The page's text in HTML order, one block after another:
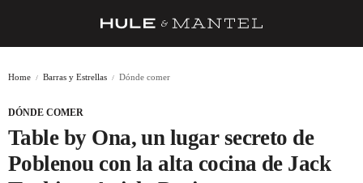
BARRAS Y ESTRELLAS
Home Barras y Estrellas Dónde comer
DÓNDE COMER
Table by Ona, un lugar secreto de
Poblenou con la alta cocina de Jack